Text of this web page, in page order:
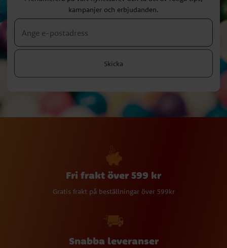
kampanjer och erbjudanden.
Skicka
Fri frakt över 599 kr
Gratis frakt på beställningar över 599kr
Snabba leveranser